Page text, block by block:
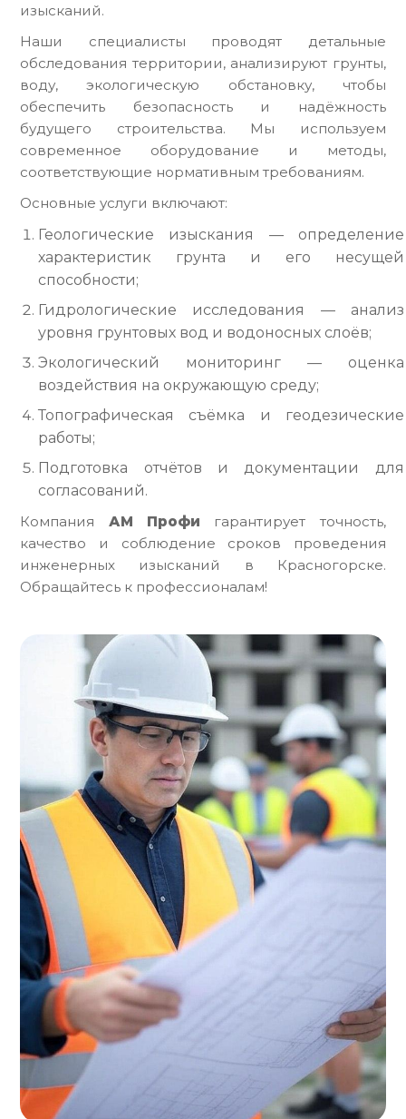
изысканий.
Наши специалисты проводят детальные
обследования территории, анализируют грунты,
воду, экологическую обстановку, чтобы
обеспечить безопасность и надёжность
будущего строительства. Мы используем
современное оборудование и методы,
соответствующие нормативным требованиям.
Основные услуги включают:
Геологические изыскания — определение
характеристик грунта и его несущей
способности;
Гидрологические исследования — анализ
уровня грунтовых вод и водоносных слоёв;
Экологический мониторинг — оценка
воздействия на окружающую среду;
Топографическая съёмка и геодезические
работы;
Подготовка отчётов и документации для
согласований.
Компания АМ Профи гарантирует точность,
качество и соблюдение сроков проведения
инженерных изысканий в Красногорске.
Обращайтесь к профессионалам!